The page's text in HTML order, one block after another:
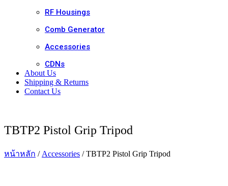
RF Housings
Comb Generator
Accessories
CDNs
About Us
Shipping & Returns
Contact Us
TBTP2 Pistol Grip Tripod
หน้าหลัก / Accessories / TBTP2 Pistol Grip Tripod